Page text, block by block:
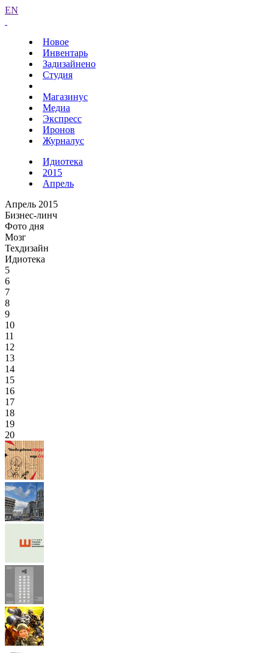
EN
Новое
Инвентарь
Задизайнено
Студия
Магазинус
Медиа
Экспресс
Иронов
Журналус
Идиотека
2015
Апрель
Апрель 2015
Бизнес-линч
Фото дня
Мозг
Техдизайн
Идиотека
5
6
7
8
9
10
11
12
13
14
15
16
17
18
19
20